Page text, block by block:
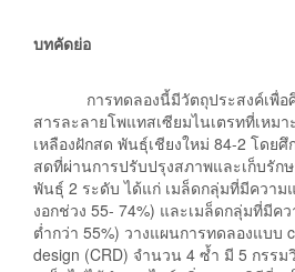
บทคัดย่อ
การทดลองนี้มีวัตถุประสงค์เพื่อศึ
สารละลายโพแทสเซียมไนเตรทที่เหม
เหลืองฝักสด พันธุ์เชียงใหม่ 84-2 โดย
สดที่ผ่านการปรับปรุงสภาพและเก็บรัก
พันธุ์ 2 ระดับ ได้แก่ เมล็ดกลุ่มที่มีความ
งอกช่วง 55- 74%) และเมล็ดกลุ่มที่มีค
ต่ำกว่า 55%) วางแผนการทดลองแบบ
design (CRD) จำนวน 4 ซ้ำ มี 5 กรร